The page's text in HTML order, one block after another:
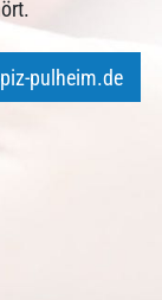
pulheim.de